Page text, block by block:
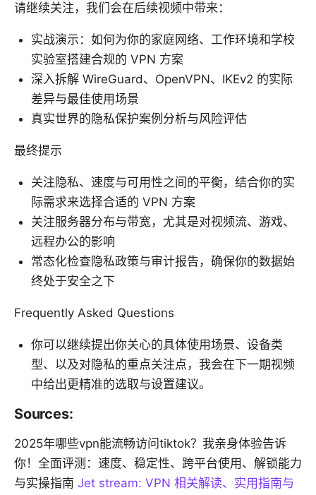
请继续关注，我们会在后续视频中带来：
实战演示：如何为你的家庭网络、工作环境和学校
实验室搭建合规的 VPN 方案
深入拆解 WireGuard、OpenVPN、IKEv2 的实际
差异与最佳使用场景
真实世界的隐私保护案例分析与风险评估
最终提示
关注隐私、速度与可用性之间的平衡，结合你的实
际需求来选择合适的 VPN 方案
关注服务器分布与带宽，尤其是对视频流、游戏、
远程办公的影响
常态化检查隐私政策与审计报告，确保你的数据始
终处于安全之下
Frequently Asked Questions
你可以继续提出你关心的具体使用场景、设备类
型、以及对隐私的重点关注点，我会在下一期视频
中给出更精准的选取与设置建议。
Sources:
2025年哪些vpn能流畅访问tiktok？我亲身体验告诉
你！全面评测：速度、稳定性、跨平台使用、解锁能力
与实操指南 Jet stream: VPN 相关解读、实用指南与